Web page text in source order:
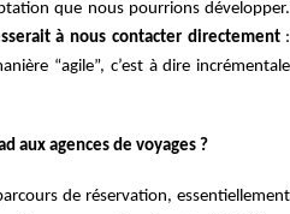
que nous pourrions développer.
à nous contacter directement:
“agile”, c’est à dire incrémentale
aux agences de voyages ?
de réservation, essentiellement